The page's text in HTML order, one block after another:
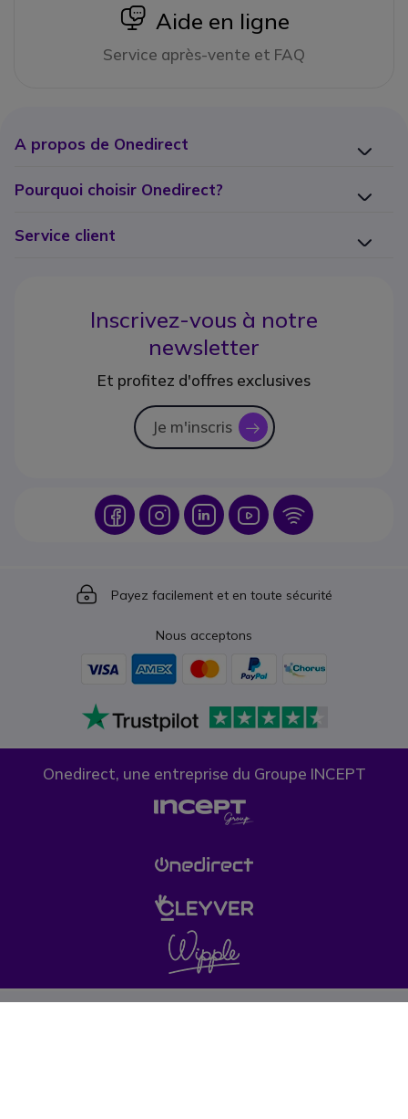
icon
Aide en ligne
Service après-vente et FAQ
A propos de Onedirect
Pourquoi choisir Onedirect?
Service client
Inscrivez-vous à notre
newsletter
Et profitez d'offres exclusives
Je m'inscris icon
Icon IconIcon Icon Icon
Icon
Payez facilement et en toute sécurité
Nous acceptons
Onedirect, une entreprise du Groupe INCEPT